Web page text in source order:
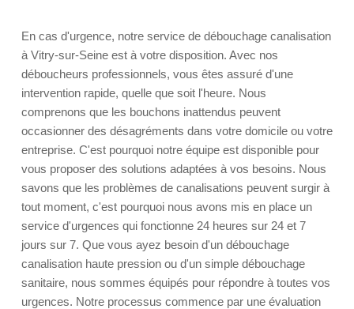
En cas d'urgence, notre service de débouchage canalisation
à Vitry-sur-Seine est à votre disposition. Avec nos
déboucheurs professionnels, vous êtes assuré d'une
intervention rapide, quelle que soit l'heure. Nous
comprenons que les bouchons inattendus peuvent
occasionner des désagréments dans votre domicile ou votre
entreprise. C'est pourquoi notre équipe est disponible pour
vous proposer des solutions adaptées à vos besoins. Nous
savons que les problèmes de canalisations peuvent surgir à
tout moment, c'est pourquoi nous avons mis en place un
service d'urgences qui fonctionne 24 heures sur 24 et 7
jours sur 7. Que vous ayez besoin d'un débouchage
canalisation haute pression ou d'un simple débouchage
sanitaire, nous sommes équipés pour répondre à toutes vos
urgences. Notre processus commence par une évaluation